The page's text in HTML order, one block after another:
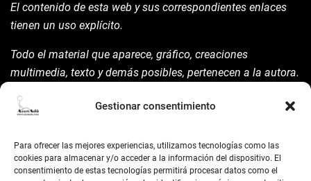
Gestionar consentimiento
Para ofrecer las mejores experiencias, utilizamos tecnologías como las
cookies para almacenar y/o acceder a la información del dispositivo. El
consentimiento de estas tecnologías permitirá procesar datos como el
El contenido de esta web y sus correspondientes enlaces
tienen un uso explícito.
Todo el material que aparece, gráfico, creaciones
multimedia, texto y demás posibles, pertenecen a la autora.
la mism para ello.
©AsunAdá ​Gracias.